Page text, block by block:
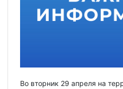
Во вторник 29 апреля на